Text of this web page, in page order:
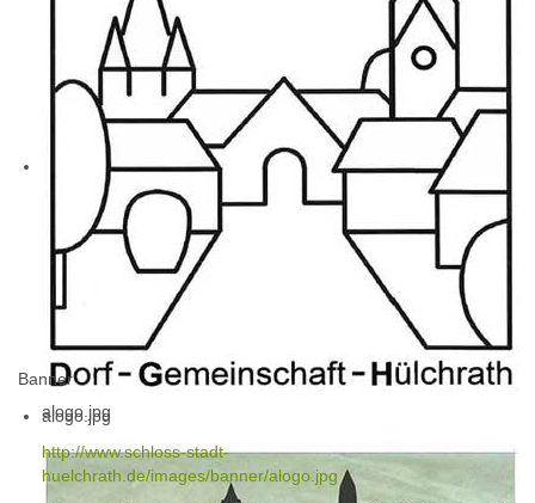
alogo.jpg
Banner
alogo.jpg
http://www.schloss-stadt-
huelchrath.de/images/banner/alogo.jpg